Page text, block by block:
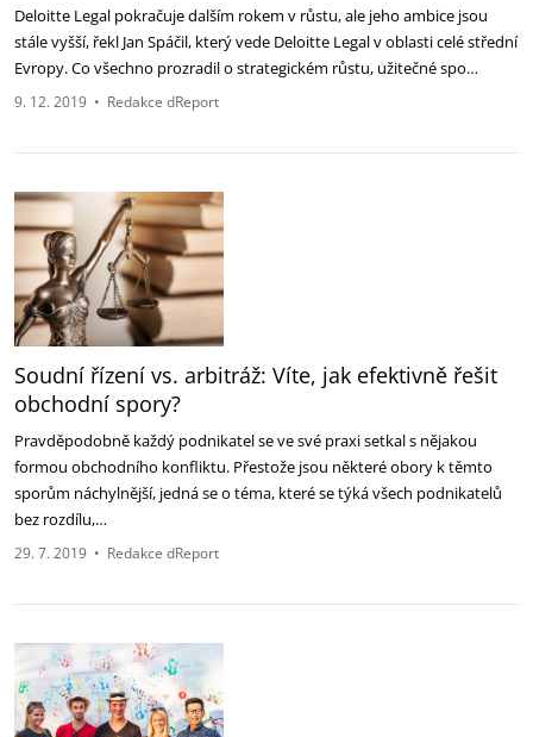
Deloitte Legal pokračuje dalším rokem v růstu, ale jeho ambice jsou
stále vyšší, řekl Jan Spáčil, který vede Deloitte Legal v oblasti celé střední
Evropy. Co všechno prozradil o strategickém růstu, užitečné spo…
9. 12. 2019 • Redakce dReport
Soudní řízení vs. arbitráž: Víte, jak efektivně řešit
obchodní spory?
Pravděpodobně každý podnikatel se ve své praxi setkal s nějakou
formou obchodního konfliktu. Přestože jsou některé obory k těmto
sporům náchylnější, jedná se o téma, které se týká všech podnikatelů
bez rozdílu,…
29. 7. 2019 • Redakce dReport